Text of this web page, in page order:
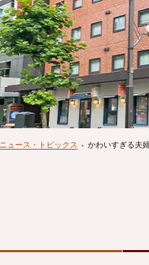
ニュース・トピックス › かわいすぎる夫